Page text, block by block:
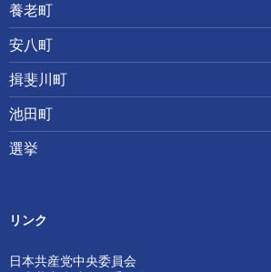
養老町
安八町
揖斐川町
池田町
選挙
リンク
日本共産党中央委員会